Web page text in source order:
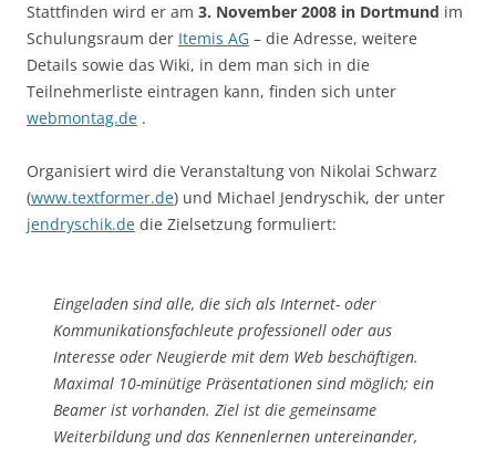
Stattfinden wird er am 3. November 2008 in Dortmund im
Schulungsraum der Itemis AG – die Adresse, weitere
Details sowie das Wiki, in dem man sich in die
Teilnehmerliste eintragen kann, finden sich unter
webmontag.de .
Organisiert wird die Veranstaltung von Nikolai Schwarz
(www.textformer.de) und Michael Jendryschik, der unter
jendryschik.de die Zielsetzung formuliert:
Eingeladen sind alle, die sich als Internet- oder
Kommunikationsfachleute professionell oder aus
Interesse oder Neugierde mit dem Web beschäftigen.
Maximal 10-minütige Präsentationen sind möglich; ein
Beamer ist vorhanden. Ziel ist die gemeinsame
Weiterbildung und das Kennenlernen untereinander,